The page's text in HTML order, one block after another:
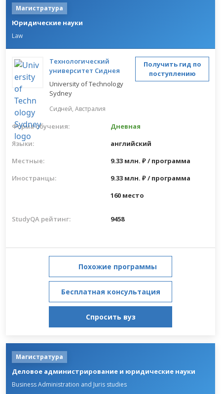
Магистратура
Юридические науки
Law
Технологический
университет Сиднея
University of Technology
Sydney
Сидней, Австралия
Получить гид по
поступлению
Форма обучения:
Дневная
Языки:
английский
Местные:
9.33 млн. ₽ / программа
Иностранцы:
9.33 млн. ₽ / программа
160 место
StudyQA рейтинг: 9458
Похожие программы
Бесплатная консультация
Спросить вуз
Магистратура
Деловое администрирование и юридические науки
Business Administration and Juris studies